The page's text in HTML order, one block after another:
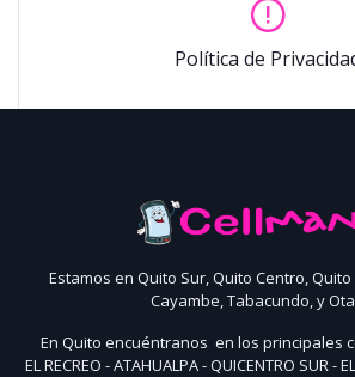
Política de
Estamos en Quito Sur, Quito Centro,
Cayambe, Tabacundo, y
En Quito encuéntranos en los principales
EL RECREO - ATAHUALPA - QUICENTRO SUR -